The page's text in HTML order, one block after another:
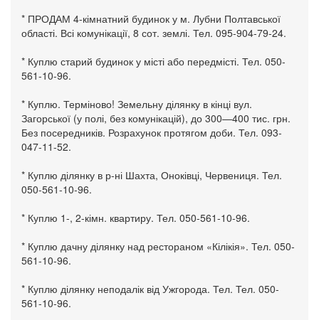
* ПРОДАМ 4-кімнатний будинок у м. Лубни Полтавської
області. Всі комунікації, 8 сот. землі. Тел. 095-904-79-24.
* Куплю старий будинок у місті або передмісті. Тел. 050-
561-10-96.
* Куплю. Терміново! Земельну ділянку в кінці вул.
Загорської (у полі, без комунікацій), до 300—400 тис. грн.
Без посередників. Розрахунок протягом доби. Тел. 093-
047-11-52.
* Куплю ділянку в р-ні Шахта, Оноківці, Червениця. Тел.
050-561-10-96.
* Куплю 1-, 2-кімн. квартиру. Тел. 050-561-10-96.
* Куплю дачну ділянку над рестораном «Кілікія». Тел. 050-
561-10-96.
* Куплю ділянку неподалік від Ужгорода. Тел. Тел. 050-
561-10-96.